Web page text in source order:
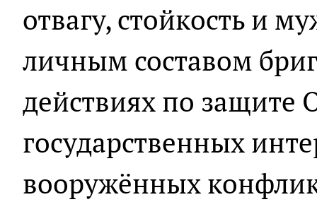
отвагу, стойкость и
личным составом
действиях по защите
государственных
вооружённых